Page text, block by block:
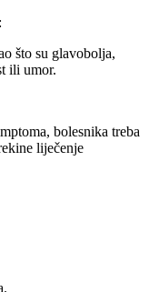
što su glavobolja,
ili umor.
bolesnika treba
liječenje